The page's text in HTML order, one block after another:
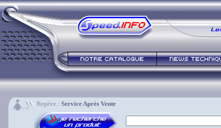
Repère : Service Après Vente